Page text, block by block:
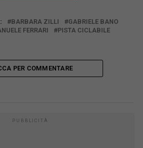
BARBARA ZILLI
GABRIELE BANO
FERRARI
PISTA CICLABILE
PER COMMENTARE
PUBBLICITÀ